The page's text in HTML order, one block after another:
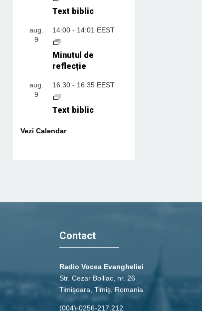
Text biblic
aug.
9
14:00- 14:01 EEST
Minutul de
reflecție
aug.
9
16:30- 16:35 EEST
Text biblic
Vezi Calendar
Contact
Radio Vocea Evangheliei
Str. Cezar Bolliac, nr. 26
Timişoara, Timiş, Romania
(004)-0256-217.212